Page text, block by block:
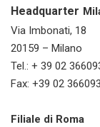
Headquarter
Via Imbonati, 18
20159 – Milano
Tel.: + 39 02
Fax: +39 02
Filiale di Roma